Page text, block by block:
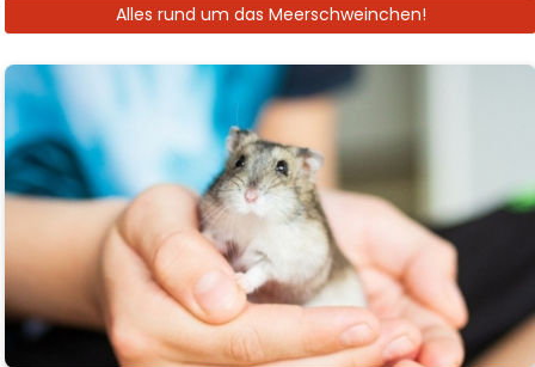
Alles rund um das Meerschweinchen!